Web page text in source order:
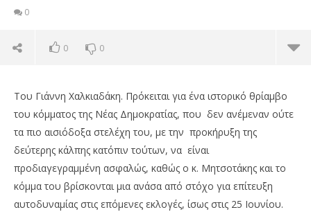
0
0 0
Του Γιάννη Χαλκιαδάκη. Πρόκειται για ένα ιστορικό θρίαμβο
του κόμματος της Νέας Δημοκρατίας, που δεν ανέμεναν ούτε
τα πιο αισιόδοξα στελέχη του, με την προκήρυξη της
δεύτερης κάλπης κατόπιν τούτων, να είναι
προδιαγεγραμμένη ασφαλώς, καθώς ο κ. Μητσοτάκης και το
κόμμα του βρίσκονται μια ανάσα από στόχο για επίτευξη
αυτοδυναμίας στις επόμενες εκλογές, ίσως στις 25 Ιουνίου.